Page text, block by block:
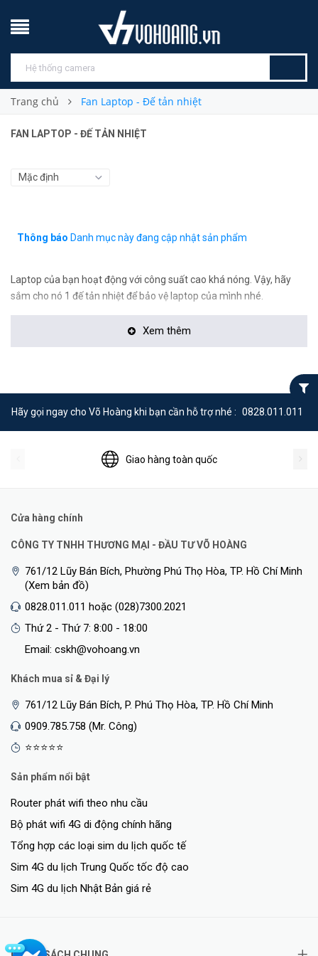
Trang chủ Fan Laptop - Đế tản nhiệt
FAN LAPTOP - ĐẾ TẢN NHIỆT
Thông báo Danh mục này đang cập nhật sản phẩm
Laptop của bạn hoạt động với công suất cao khá nóng. Vậy, hãy
sắm cho nó 1 đế tản nhiệt để bảo vệ laptop của mình nhé.
Xem thêm
Hãy gọi ngay cho Võ Hoàng khi bạn cần hỗ trợ nhé : 0828.011.011
Giao hàng toàn quốc
Cửa hàng chính
CÔNG TY TNHH THƯƠNG MẠI - ĐẦU TƯ VÕ HOÀNG
761/12 Lũy Bán Bích, Phường Phú Thọ Hòa, TP. Hồ Chí Minh
(Xem bản đồ)
0828.011.011 hoặc (028)7300.2021
Thứ 2 - Thứ 7: 8:00 - 18:00
Email: cskh@vohoang.vn
Khách mua sỉ & Đại lý
761/12 Lũy Bán Bích, P. Phú Thọ Hòa, TP. Hồ Chí Minh
0909.785.758 (Mr. Công)
⭐⭐⭐⭐⭐
Sản phẩm nổi bật
Router phát wifi theo nhu cầu
Bộ phát wifi 4G di động chính hãng
Tổng hợp các loại sim du lịch quốc tế
Sim 4G du lịch Trung Quốc tốc độ cao
Sim 4G du lịch Nhật Bản giá rẻ